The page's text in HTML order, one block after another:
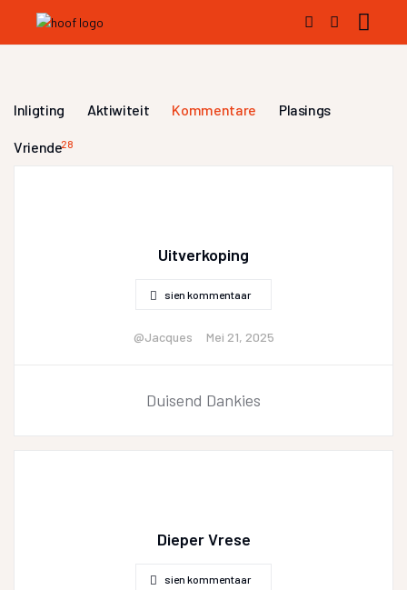
Inligting Aktiwiteit Kommentare Plasings
Vriende28
Uitverkoping
sien kommentaar
@Jacques Mei 21, 2025
Duisend Dankies
Dieper Vrese
sien kommentaar